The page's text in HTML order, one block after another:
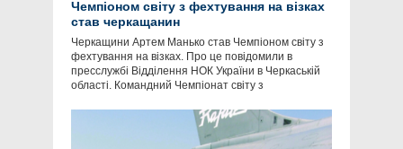
Чемпіоном світу з фехтування на візках
став черкащанин
Черкащини Артем Манько став Чемпіоном світу з
фехтування на візках. Про це повідомили в
пресслужбі Відділення НОК України в Черкаській
області. Командний Чемпіонат світу з